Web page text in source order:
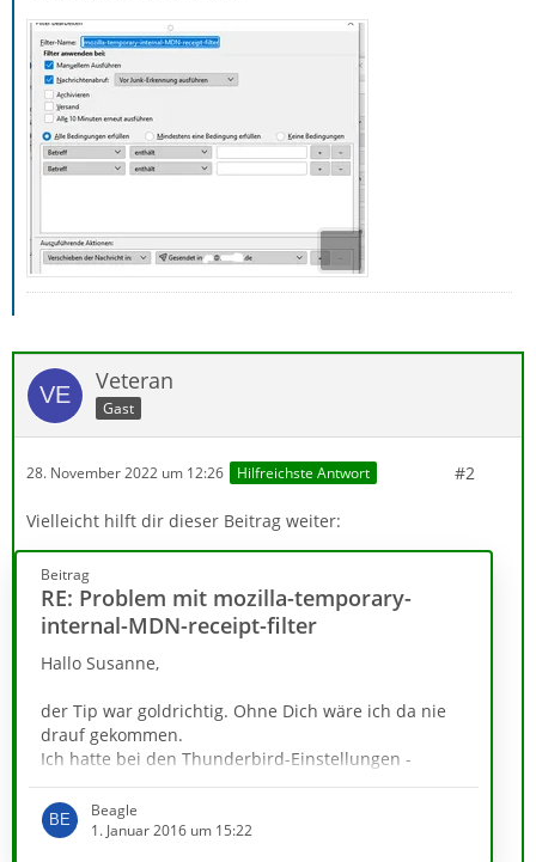
Veteran
Gast
28. November 2022 um 12:26 Hilfreichste Antwort #2
Vielleicht hilft dir dieser Beitrag weiter:
Beitrag
RE: Problem mit mozilla-temporary-
internal-MDN-receipt-filter
Hallo Susanne,
der Tip war goldrichtig. Ohne Dich wäre ich da nie
drauf gekommen.
Ich hatte bei den Thunderbird-Einstellungen -
Erweitert - Allgemein - Den Umgang mit
Empfangsbestätigungen (MDN) regeln:
Empfangsbestätigungen... eingestellt, Wenn eine
Beagle
1. Januar 2016 um 15:22